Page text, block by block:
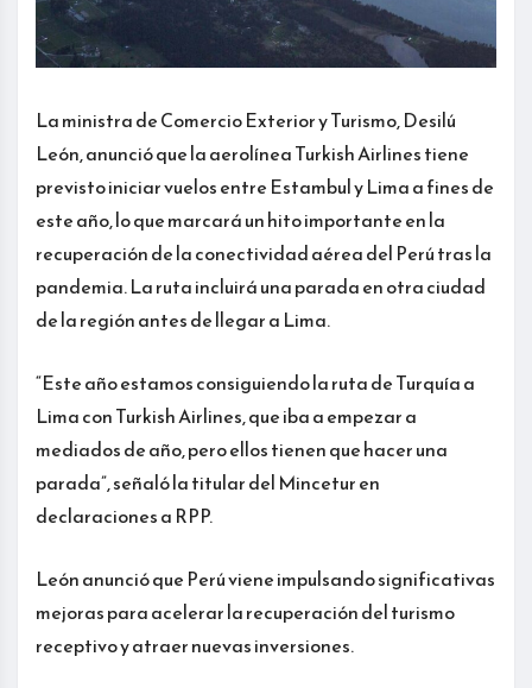
La ministra de Comercio Exterior y Turismo, Desilú
León, anunció que la aerolínea Turkish Airlines tiene
previsto iniciar vuelos entre Estambul y Lima a fines de
este año, lo que marcará un hito importante en la
recuperación de la conectividad aérea del Perú tras la
pandemia. La ruta incluirá una parada en otra ciudad
de la región antes de llegar a Lima.
“Este año estamos consiguiendo la ruta de Turquía a
Lima con Turkish Airlines, que iba a empezar a
mediados de año, pero ellos tienen que hacer una
parada”, señaló la titular del Mincetur en
declaraciones a RPP.
León anunció que Perú viene impulsando significativas
mejoras para acelerar la recuperación del turismo
receptivo y atraer nuevas inversiones.